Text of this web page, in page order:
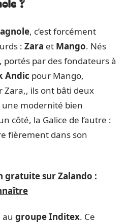
, c’est forcément
: Zara et Mango. Nés
par des fondateurs à
Andic pour Mango,
Zara,, ils ont bâti deux
modernité bien
côté, la Galice de l’autre :
fièrement dans son
gratuite sur Zalando :
au groupe Inditex. Ce